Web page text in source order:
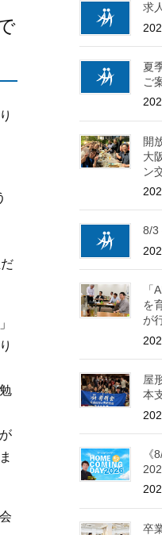
求
夏
ご
開
大
ン
8/3
「
を
が
屋
本
《
卒